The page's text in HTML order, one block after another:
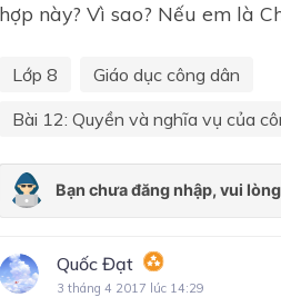
hợp này? Vì sao? Nếu em là
Lớp 8
Giáo dục công dân
Bài 12: Quyền và nghĩa vụ của
Quốc Đạt
3 tháng 4 2017 lúc 14:29